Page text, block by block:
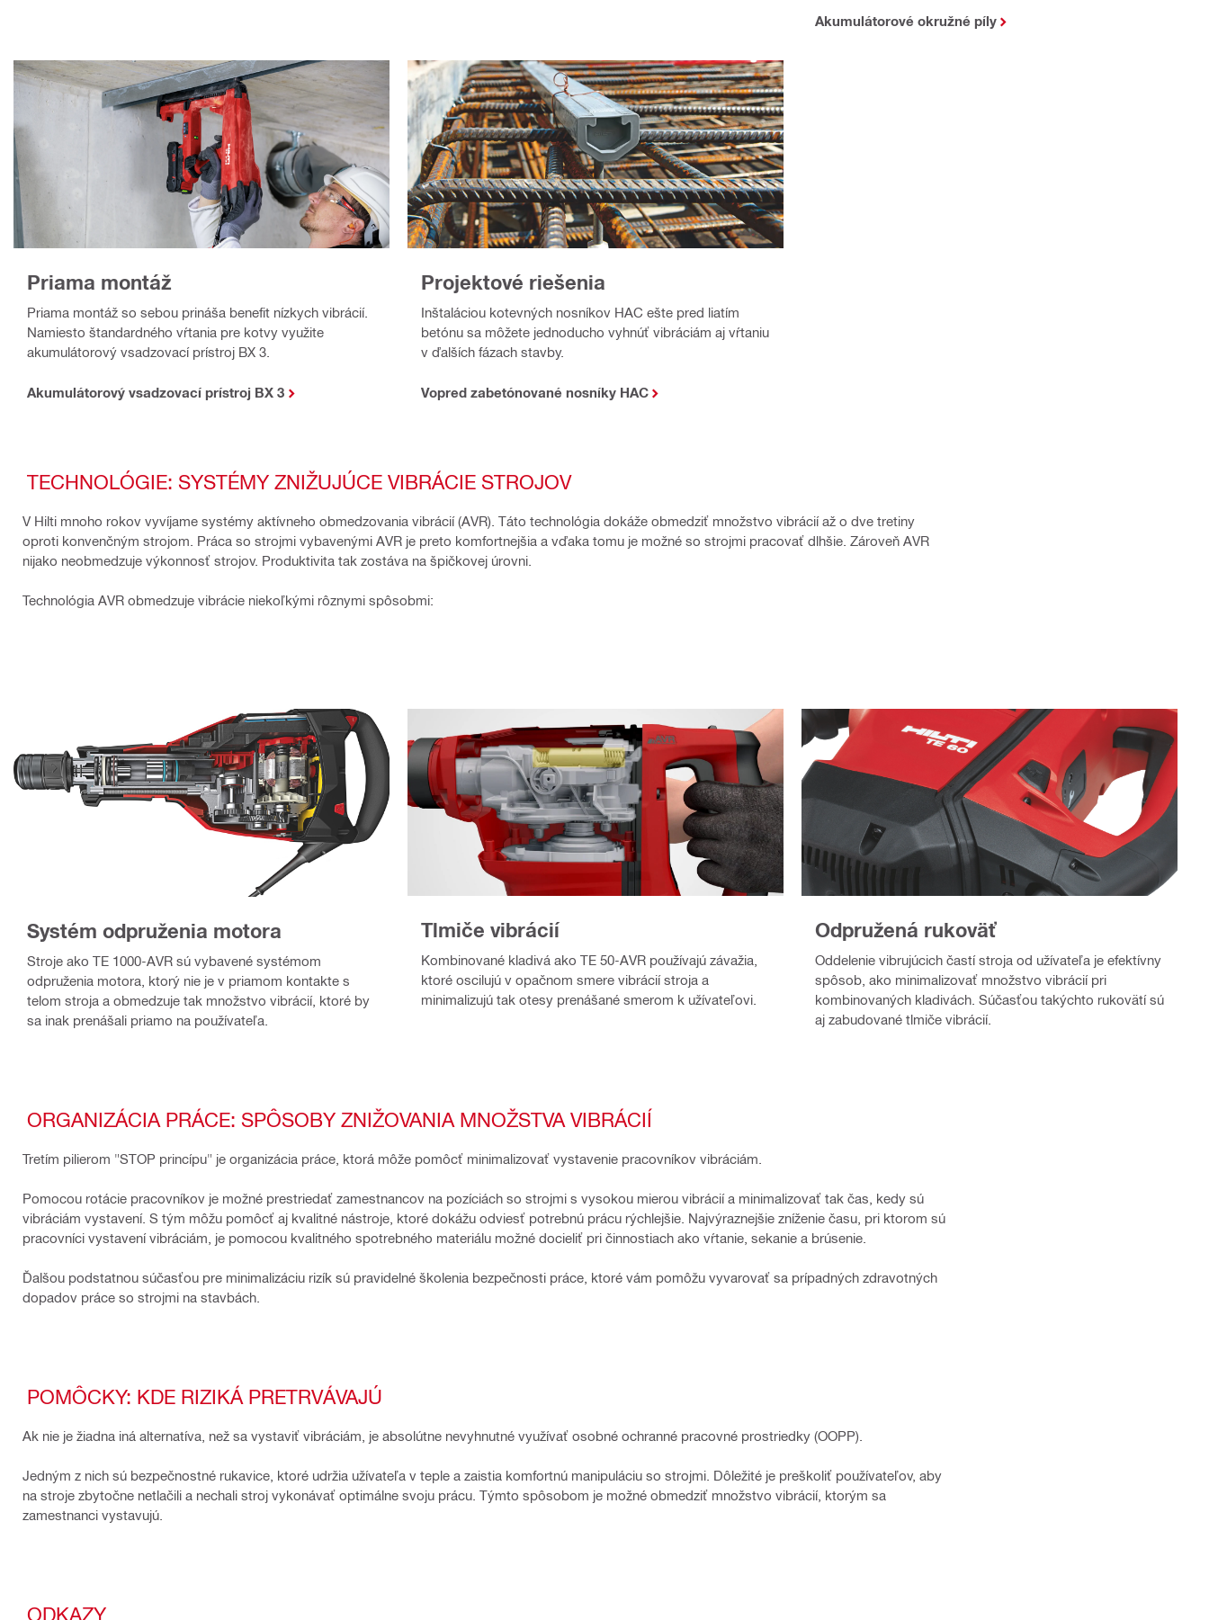
Akumulátorové okružné píly
Priama montáž
Priama montáž so sebou prináša benefit nízkych vibrácií.
Namiesto štandardného vŕtania pre kotvy využite
akumulátorový vsadzovací prístroj BX 3.
Akumulátorový vsadzovací prístroj BX 3
Projektové riešenia
Inštaláciou kotevných nosníkov HAC ešte pred liatím
betónu sa môžete jednoducho vyhnúť vibráciám aj vŕtaniu
v ďalších fázach stavby.
Vopred zabetónované nosníky HAC
TECHNOLÓGIE: SYSTÉMY ZNIŽUJÚCE VIBRÁCIE STROJOV
V Hilti mnoho rokov vyvíjame systémy aktívneho obmedzovania vibrácií (AVR). Táto technológia dokáže obmedziť množstvo vibrácií až o dve tretiny
oproti konvenčným strojom. Práca so strojmi vybavenými AVR je preto komfortnejšia a vďaka tomu je možné so strojmi pracovať dlhšie. Zároveň AVR
nijako neobmedzuje výkonnosť strojov. Produktivita tak zostáva na špičkovej úrovni.
Technológia AVR obmedzuje vibrácie niekoľkými rôznymi spôsobmi:
Systém odpruženia motora
Stroje ako TE 1000-AVR sú vybavené systémom
odpruženia motora, ktorý nie je v priamom kontakte s
telom stroja a obmedzuje tak množstvo vibrácií, ktoré by
sa inak prenášali priamo na používateľa.
Tlmiče vibrácií
Kombinované kladivá ako TE 50-AVR používajú závažia,
ktoré oscilujú v opačnom smere vibrácií stroja a
minimalizujú tak otesy prenášané smerom k užívateľovi.
Odpružená rukoväť
Oddelenie vibrujúcich častí stroja od užívateľa je efektívny
spôsob, ako minimalizovať množstvo vibrácií pri
kombinovaných kladivách. Súčasťou takýchto rukovätí sú
aj zabudované tlmiče vibrácií.
ORGANIZÁCIA PRÁCE: SPÔSOBY ZNIŽOVANIA MNOŽSTVA VIBRÁCIÍ
Tretím pilierom "STOP princípu" je organizácia práce, ktorá môže pomôcť minimalizovať vystavenie pracovníkov vibráciám.
Pomocou rotácie pracovníkov je možné prestriedať zamestnancov na pozíciách so strojmi s vysokou mierou vibrácií a minimalizovať tak čas, kedy sú
vibráciám vystavení. S tým môžu pomôcť aj kvalitné nástroje, ktoré dokážu odviesť potrebnú prácu rýchlejšie. Najvýraznejšie zníženie času, pri ktorom sú
pracovníci vystavení vibráciám, je pomocou kvalitného spotrebného materiálu možné docieliť pri činnostiach ako vŕtanie, sekanie a brúsenie.
Ďalšou podstatnou súčasťou pre minimalizáciu rizík sú pravidelné školenia bezpečnosti práce, ktoré vám pomôžu vyvarovať sa prípadných zdravotných
dopadov práce so strojmi na stavbách.
POMÔCKY: KDE RIZIKÁ PRETRVÁVAJÚ
Ak nie je žiadna iná alternatíva, než sa vystaviť vibráciám, je absolútne nevyhnutné využívať osobné ochranné pracovné prostriedky (OOPP).
Jedným z nich sú bezpečnostné rukavice, ktoré udržia užívateľa v teple a zaistia komfortnú manipuláciu so strojmi. Dôležité je preškoliť používateľov, aby
na stroje zbytočne netlačili a nechali stroj vykonávať optimálne svoju prácu. Týmto spôsobom je možné obmedziť množstvo vibrácií, ktorým sa
zamestnanci vystavujú.
ODKAZY